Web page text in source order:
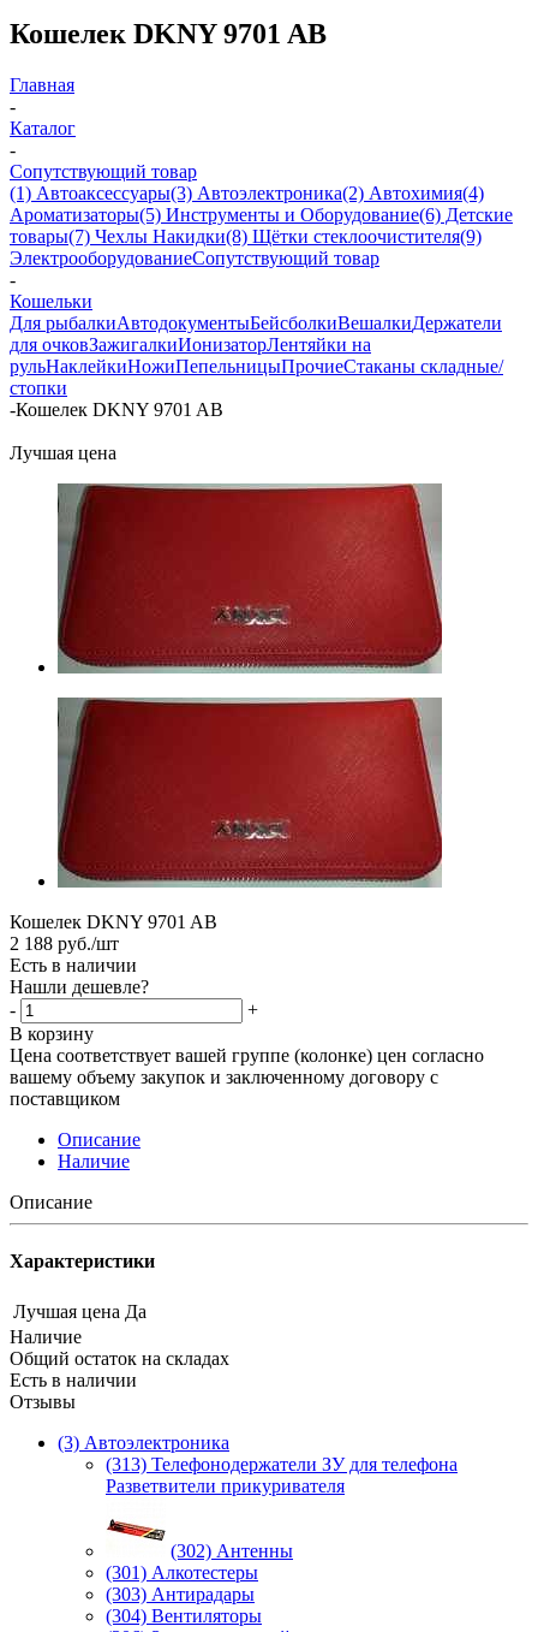
Кошелек DKNY 9701 AB
Главная
-
Каталог
-
Сопутствующий товар
(1) Автоаксессуары(3) Автоэлектроника(2) Автохимия(4)
Ароматизаторы(5) Инструменты и Оборудование(6) Детские
товары(7) Чехлы Накидки(8) Щётки стеклоочистителя(9)
ЭлектрооборудованиеСопутствующий товар
-
Кошельки
Для рыбалкиАвтодокументыБейсболкиВешалкиДержатели
для очковЗажигалкиИонизаторЛентяйки на
рульНаклейкиНожиПепельницыПрочиеСтаканы складные/
стопки
-Кошелек DKNY 9701 AB
Лучшая цена
Кошелек DKNY 9701 AB
2 188 руб./шт
Есть в наличии
Нашли дешевле?
-
+
В корзину
Цена соответствует вашей группе (колонке) цен согласно
вашему объему закупок и заключенному договору с
поставщиком
Описание
Наличие
Описание
Характеристики
Лучшая цена Да
Наличие
Общий остаток на складах
Есть в наличии
Отзывы
(3) Автоэлектроника
(313) Телефонодержатели ЗУ для телефона
Разветвители прикуривателя
(302) Антенны
(301) Алкотестеры
(303) Антирадары
(304) Вентиляторы